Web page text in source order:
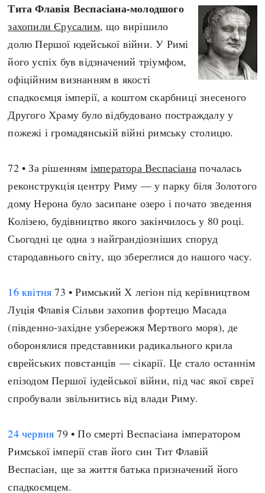
Тита Флавія Веспасіана-молодшого
захопили Єрусалим, що вирішило
долю Першої юдейської війни. У Римі
його успіх був відзначений тріумфом,
офіційним визнанням в якості
спадкоємця імперії, а коштом скарбниці знесеного
Другого Храму було відбудовано постраждалу у
пожежі і громадянській війні римську столицю.
72 • За рішенням імператора Веспасіана почалась
реконструкція центру Риму — у парку біля Золотого
дому Нерона було засипане озеро і почато зведення
Колізею, будівництво якого закінчилось у 80 році.
Сьогодні це одна з найграндіозніших споруд
стародавнього світу, що збереглися до нашого часу.
16 квітня 73 • Римський Х легіон під керівництвом
Луція Флавія Сільви захопив фортецю Масада
(південно-західне узбережжя Мертвого моря), де
оборонялися представники радикального крила
єврейських повстанців — сікарії. Це стало останнім
епізодом Першої іудейської війни, під час якої євреї
спробували звільнитись від влади Риму.
24 червня 79 • По смерті Веспасіана імператором
Римської імперії став його син Тит Флавій
Веспасіан, ще за життя батька призначений його
спадкоємцем.